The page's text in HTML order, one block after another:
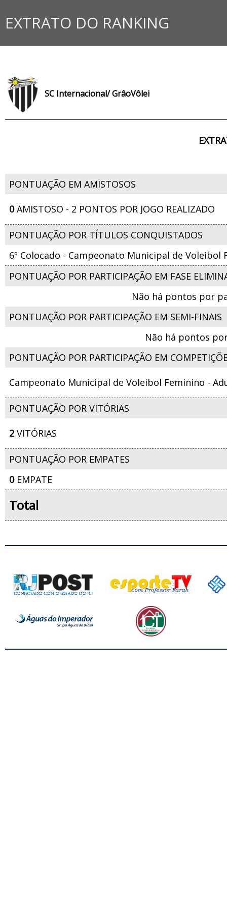
EXTRATO DO RANKING
SC Internacional/ GrâoVôlei
PONTUAÇÃO EM AMISTOSOS
0AMISTOSO - 2 PONTOS POR JOGO REALIZADO
PONTUAÇÃO POR TÍTULOS CONQUISTADOS
6º Colocado - Campeonato Municipal de Voleibol
PONTUAÇÃO POR PARTICIPAÇÃO EM FASE
Não há pontos por
PONTUAÇÃO POR PARTICIPAÇÃO EM SEMI-FINAIS
Não há pontos
PONTUAÇÃO POR PARTICIPAÇÃO EM
Campeonato Municipal de Voleibol Feminino -
PONTUAÇÃO POR VITÓRIAS
2 VITÓRIAS
PONTUAÇÃO POR EMPATES
0EMPATE
Total